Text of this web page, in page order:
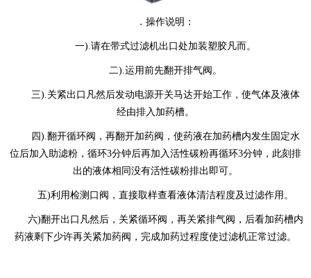
．操作说明：
一).请在带式过滤机出口处加装塑胶凡而。
二).运用前先翻开排气阀。
三).关紧出口凡然后发动电源开关马达开始工作，使气体及液体
经由排入加药槽。
四).翻开循环阀，再翻开加药阀，使药液在加药槽内发生固定水
位后加入助滤粉，循环3分钟后再加入活性碳粉再循环3分钟，此刻排
出的液体相同没有活性碳粉排出即可。
五)利用检测口阀，直接取样查看液体清洁程度及过滤作用。
六)翻开出口凡然后，关紧循环阀，再关紧排气阀，后看加药槽内
药液剩下少许再关紧加药阀，完成加药过程度使过滤机正常过滤。